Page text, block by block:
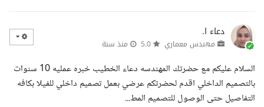
دعاء ا.
مهندس معماري منذ سنة
السلام عليكم مع حضرتك المهندسه دعاء الخطيب خبره عمليه 10 سنوات
بالتصميم الداخلي اقدم لحضرتكم عرضي بعمل تصميم داخلي للفيلا بكافه
التفاصيل حتى الوصول للتصميم المط...